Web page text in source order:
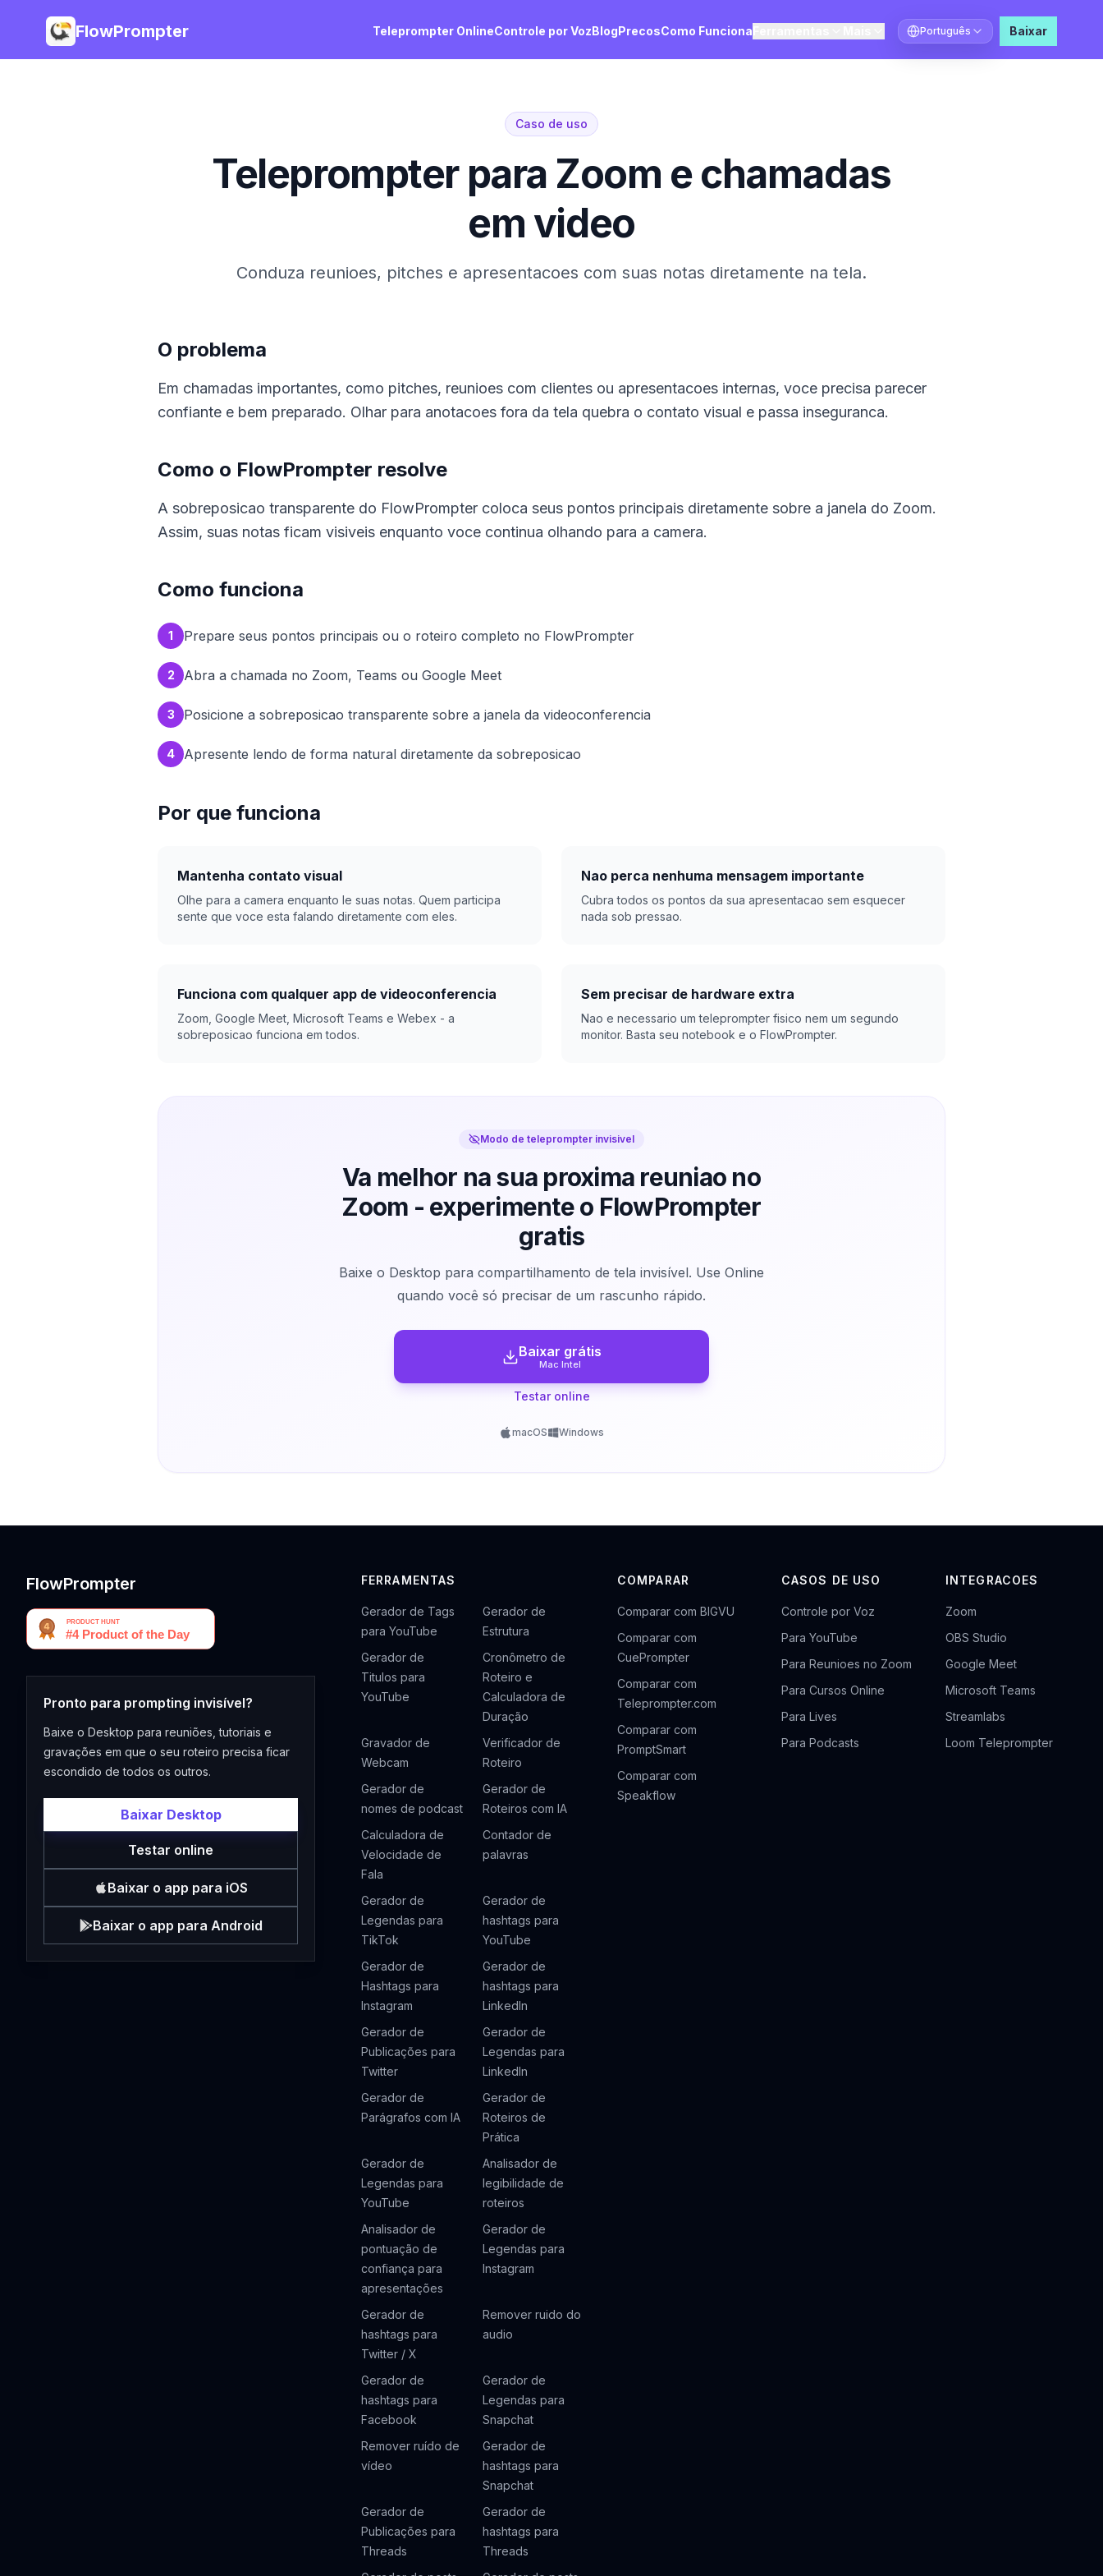
FlowPrompter Teleprompter OnlineControle por VozBlogPrecosComo Funciona Selecionar idioma
Português Baixar
Caso de uso
Teleprompter para Zoom e chamadas
em video
Conduza reunioes, pitches e apresentacoes com suas notas diretamente na tela.
O problema
Em chamadas importantes, como pitches, reunioes com clientes ou apresentacoes internas, voce precisa parecer
confiante e bem preparado. Olhar para anotacoes fora da tela quebra o contato visual e passa inseguranca.
Como o FlowPrompter resolve
A sobreposicao transparente do FlowPrompter coloca seus pontos principais diretamente sobre a janela do Zoom.
Assim, suas notas ficam visiveis enquanto voce continua olhando para a camera.
Como funciona
1 Prepare seus pontos principais ou o roteiro completo no FlowPrompter
2 Abra a chamada no Zoom, Teams ou Google Meet
3 Posicione a sobreposicao transparente sobre a janela da videoconferencia
4 Apresente lendo de forma natural diretamente da sobreposicao
Por que funciona
Mantenha contato visual
Olhe para a camera enquanto le suas notas. Quem participa
sente que voce esta falando diretamente com eles.
Nao perca nenhuma mensagem importante
Cubra todos os pontos da sua apresentacao sem esquecer
nada sob pressao.
Funciona com qualquer app de videoconferencia
Zoom, Google Meet, Microsoft Teams e Webex - a
sobreposicao funciona em todos.
Sem precisar de hardware extra
Nao e necessario um teleprompter fisico nem um segundo
monitor. Basta seu notebook e o FlowPrompter.
Modo de teleprompter invisivel
Va melhor na sua proxima reuniao no
Zoom - experimente o FlowPrompter
gratis
Baixe o Desktop para compartilhamento de tela invisível. Use Online
quando você só precisar de um rascunho rápido.
Baixar grátis
Mac Intel
Testar online
macOS Windows
FlowPrompter
Pronto para prompting invisível?
Baixe o Desktop para reuniões, tutoriais e
gravações em que o seu roteiro precisa ficar
escondido de todos os outros.
Baixar Desktop
Testar online
Baixar o app para iOS
Baixar o app para Android
FERRAMENTAS
Gerador de Tags
para YouTube
Gerador de
Estrutura
Gerador de
Titulos para
YouTube
Cronômetro de
Roteiro e
Calculadora de
Duração
Gravador de
Webcam
Verificador de
Roteiro
Gerador de
nomes de podcast
Gerador de
Roteiros com IA
Calculadora de
Velocidade de
Fala
Contador de
palavras
Gerador de
Legendas para
TikTok
Gerador de
hashtags para
YouTube
Gerador de
Hashtags para
Instagram
Gerador de
hashtags para
LinkedIn
Gerador de
Publicações para
Twitter
Gerador de
Legendas para
LinkedIn
Gerador de
Parágrafos com IA
Gerador de
Roteiros de
Prática
Gerador de
Legendas para
YouTube
Analisador de
legibilidade de
roteiros
Analisador de
pontuação de
confiança para
apresentações
Gerador de
Legendas para
Instagram
Gerador de
hashtags para
Twitter / X
Remover ruido do
audio
Gerador de
hashtags para
Facebook
Gerador de
Legendas para
Snapchat
Remover ruído de
vídeo
Gerador de
hashtags para
Snapchat
Gerador de
Publicações para
Threads
Gerador de
hashtags para
Threads
COMPARAR
Comparar com BIGVU
Comparar com
CuePrompter
Comparar com
Teleprompter.com
Comparar com
PromptSmart
Comparar com
Speakflow
CASOS DE USO
Controle por Voz
Para YouTube
Para Reunioes no Zoom
Para Cursos Online
Para Lives
Para Podcasts
INTEGRACOES
Zoom
OBS Studio
Google Meet
Microsoft Teams
Streamlabs
Loom Teleprompter